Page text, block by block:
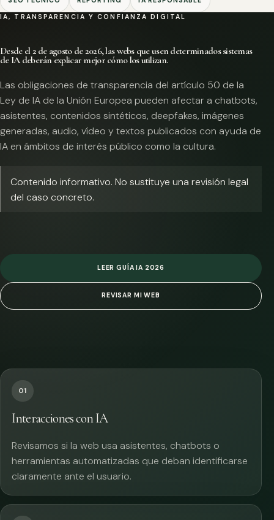
IA, TRANSPARENCIA Y CONFIANZA DIGITAL
Desde el 2 de agosto de 2026, las webs que usen determinados sistemas
de IA deberán explicar mejor cómo los utilizan.
Las obligaciones de transparencia del artículo 50 de la
Ley de IA de la Unión Europea pueden afectar a chatbots,
asistentes, contenidos sintéticos, deepfakes, imágenes
generadas, audio, vídeo y textos publicados con ayuda de
IA en ámbitos de interés público como la cultura.
Contenido informativo. No sustituye una revisión legal
del caso concreto.
LEER GUÍA IA 2026
REVISAR MI WEB
01
Interacciones con IA
Revisamos si la web usa asistentes, chatbots o
herramientas automatizadas que deban identificarse
claramente ante el usuario.